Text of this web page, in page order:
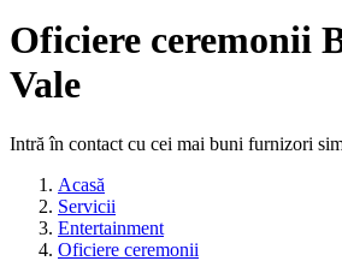
Oficiere ceremonii
Vale
Intră în contact cu cei mai buni furnizori
Acasă
Servicii
Entertainment
Oficiere ceremonii